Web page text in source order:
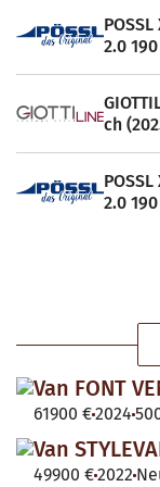
2.0
ch
2.0
Van FONT
61900 €2024
Van
49900 €2022